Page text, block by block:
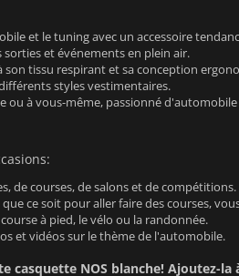
et le tuning avec un accessoire
et événements en plein air.
tissu respirant et sa conception
styles vestimentaires.
à vous-même, passionné d'automobile
de courses, de salons et de compétitions.
ce soit pour aller faire des courses,
à pied, le vélo ou la randonnée.
et vidéos sur le thème de l'automobile.
NOS blanche! Ajoutez-la